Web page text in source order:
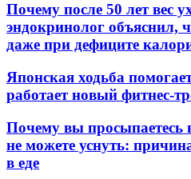
Почему после 50 лет вес
эндокринолог объяснил,
даже при дефиците
Японская ходьба
работает новый фитнес-
Почему вы просыпаетесь
не можете уснуть:
в еде